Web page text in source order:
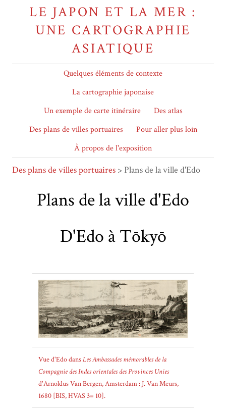
LE JAPON ET LA MER :
UNE CARTOGRAPHIE
ASIATIQUE
Quelques éléments de contexte
La cartographie japonaise
Un exemple de carte itinéraire
Des atlas
Des plans de villes portuaires
Pour aller plus loin
À propos de l'exposition
Des plans de villes portuaires > Plans de la ville d'Edo
Plans de la ville d'Edo
D'Edo à Tōkyō
Vue d'Edo dansLes Ambassades mémorables de la
Compagnie des Indes orientales des Provinces Unies
d'Arnoldus Van Bergen, Amsterdam : J. Van Meurs,
1680 [BIS, HVAS 3= 10].